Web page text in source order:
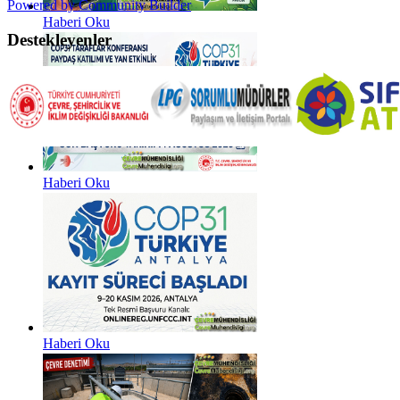
Haberi Oku
Haberi Oku
Haberi Oku
Powered by Community Builder
Destekleyenler